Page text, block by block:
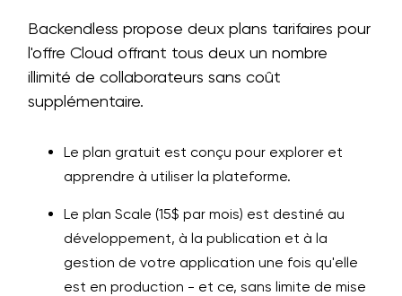
Backendless propose deux plans tarifaires pour
l'offre Cloud offrant tous deux un nombre
illimité de collaborateurs sans coût
supplémentaire.
Le plan gratuit est conçu pour explorer et
apprendre à utiliser la plateforme.
Le plan Scale (15$ par mois) est destiné au
développement, à la publication et à la
gestion de votre application une fois qu'elle
est en production - et ce, sans limite de mise